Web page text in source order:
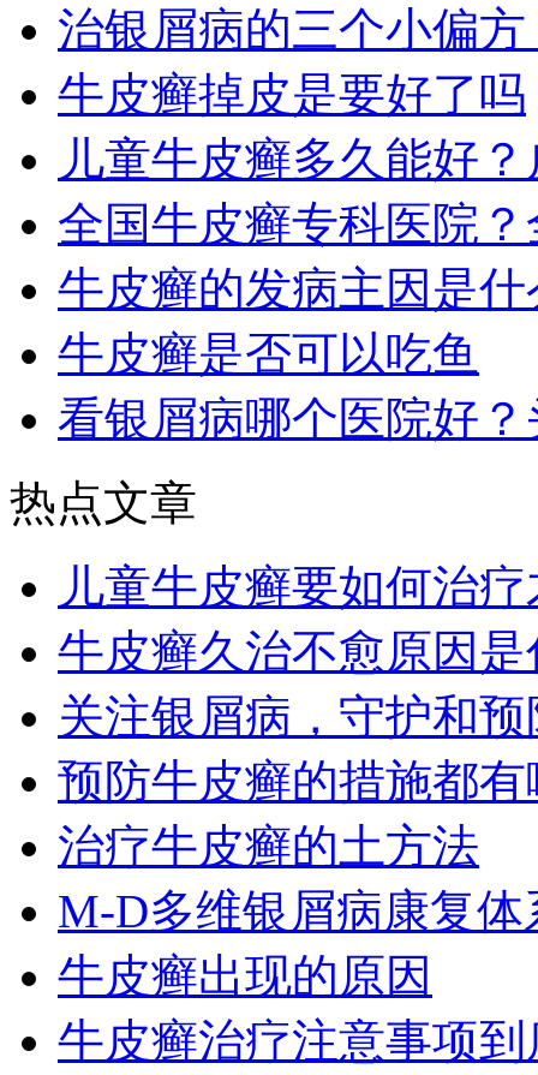
治银屑病的三个小偏
牛皮癣掉皮是要好了吗
儿童牛皮癣多久能好
全国牛皮癣专科医院
牛皮癣的发病主因是
牛皮癣是否可以吃鱼
看银屑病哪个医院好
热点文章
儿童牛皮癣要如何治
牛皮癣久治不愈原因
关注银屑病，守护和
预防牛皮癣的措施都有
治疗牛皮癣的土方法
M-D多维银屑病康复
牛皮癣出现的原因
牛皮癣治疗注意事项